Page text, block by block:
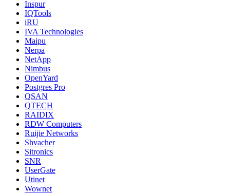
Inspur
IQTools
iRU
IVA Technologies
Maipu
Nerpa
NetApp
Nimbus
OpenYard
Postgres Pro
QSAN
QTECH
RAIDIX
RDW Computers
Ruijie Networks
Shvacher
Sitronics
SNR
UserGate
Utinet
Wownet